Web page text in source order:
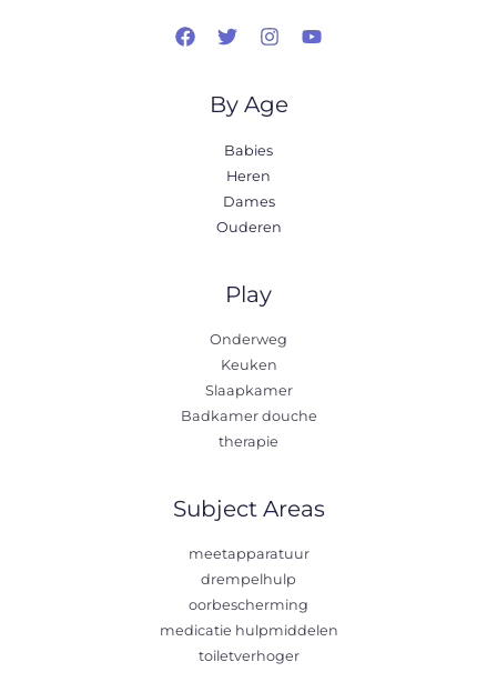
By Age
Babies
Heren
Dames
Ouderen
Play
Onderweg
Keuken
Slaapkamer
Badkamer douche
therapie
Subject Areas
meetapparatuur
drempelhulp
oorbescherming
medicatie hulpmiddelen
toiletverhoger